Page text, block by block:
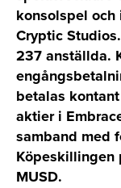
konsolspel
Cryptic
237 anställda.
betalas
aktier i
samband med
Köpeskillingen
MUSD.